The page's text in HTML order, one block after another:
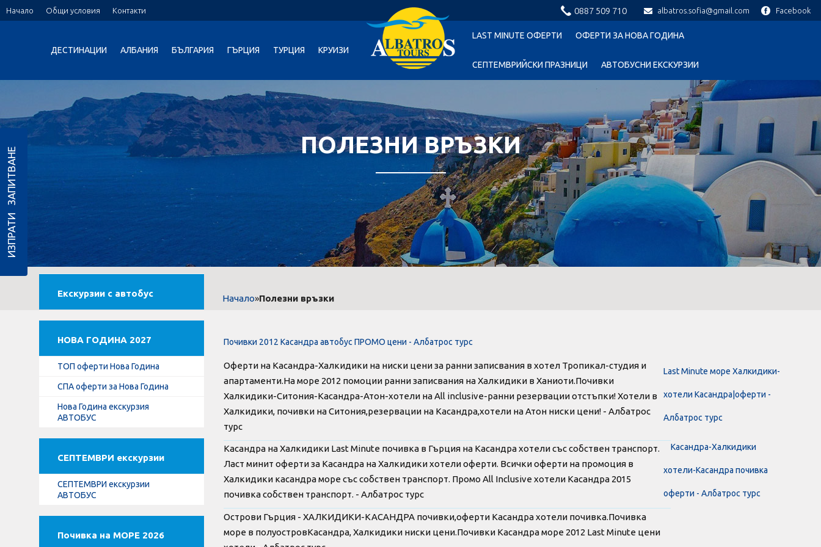
Начало Общи условия Контакти 0887 509 710 albatros.sofia@gmail.com Facebook
ДЕСТИНАЦИИ АЛБАНИЯ БЪЛГАРИЯ ГЪРЦИЯ ТУРЦИЯ КРУИЗИ
LAST MINUTE ОФЕРТИ ОФЕРТИ ЗА НОВА ГОДИНА
СЕПТЕМВРИЙСКИ ПРАЗНИЦИ АВТОБУСНИ ЕКСКУРЗИИ
ПОЛЕЗНИ ВРЪЗКИ
Начало»Полезни връзки
Екскурзии с автобус
НОВА ГОДИНА 2027
ТОП оферти Нова Година
СПА оферти за Нова Година
Нова Година екскурзия
АВТОБУС
СЕПТЕМВРИ екскурзии
СЕПТЕМВРИ екскурзии
АВТОБУС
Почивка на МОРЕ 2026
Почивки 2012 Касандра автобус ПРОМО цени - Албатрос турс
Оферти на Касандра-Халкидики на ниски цени за ранни записвания в хотел Тропикал-студия и
апартаменти.На море 2012 помоции ранни записвания на Халкидики в Ханиоти.Почивки
Халкидики-Ситония-Касандра-Атон-хотели на All inclusive-ранни резервации отстъпки! Хотели в
Халкидики, почивки на Ситония,резервации на Касандра,хотели на Атон ниски цени! - Албатрос
турс
Last Minute море Халкидики-
хотели Касандра|оферти -
Албатрос турс
Касандра на Халкидики Last Minute почивка в Гърция на Касандра хотели със собствен транспорт.
Ласт минит оферти за Касандра на Халкидики хотели оферти. Всички оферти на промоция в
Халкидики касандра море със собствен транспорт. Промо All Inclusive хотели Касандра 2015
почивка собствен транспорт. - Албатрос турс
Касандра-Халкидики
хотели-Касандра почивка
оферти - Албатрос турс
Острови Гърция - ХАЛКИДИКИ-КАСАНДРА почивки,оферти Касандра хотели почивка.Почивка
море в полуостровКасандра, Халкидики ниски цени.Почивки Касандра море 2012 Last Minute цени
ИЗПРАТИ ЗАПИТВАНЕ